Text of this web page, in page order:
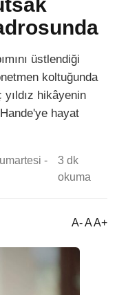
üstlendiği
koltuğunda
hikâyenin
hayat
-
3 dk
okuma
A- A A+